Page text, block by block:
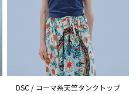
DSC / コーマ糸天竺タンクトップ